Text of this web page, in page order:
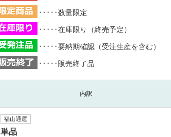
･････数量限定
･････在庫限り（終売予定）
･････要納期確認（受注生産を含む）
･････販売終了品
内訳
福山通運
単品